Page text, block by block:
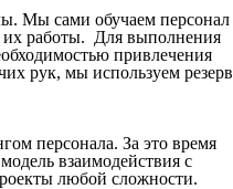
Мы сами обучаем персонал
их работы. Для выполнения
привлечения
рук, мы используем резерв
персонала. За это время
взаимодействия с
любой сложности.